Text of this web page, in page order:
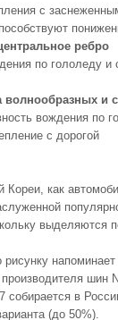
с
ребро
по гололеду и
и
вождения по
с дорогой
как
выделяются
напоминает
шин
собирается в
(до 50%).